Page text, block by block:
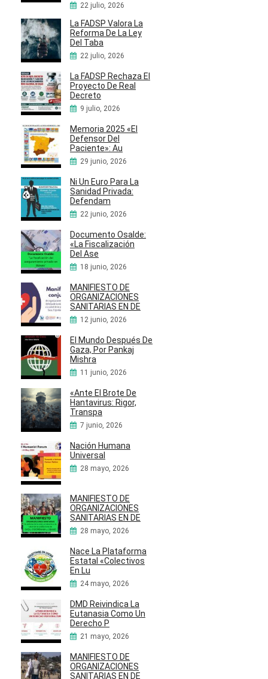
22 julio, 2026
La FADSP Valora La
Reforma De La Ley
Del Taba
22 julio, 2026
La FADSP Rechaza El
Proyecto De Real
Decreto
9 julio, 2026
Memoria 2025 «El
Defensor Del
Paciente»: Au
29 junio, 2026
Ni Un Euro Para La
Sanidad Privada:
Defendam
22 junio, 2026
Documento Osalde:
«La Fiscalización
Del Ase
18 junio, 2026
MANIFIESTO DE
ORGANIZACIONES
SANITARIAS EN DE
12 junio, 2026
El Mundo Después De
Gaza, Por Pankaj
Mishra
11 junio, 2026
«Ante El Brote De
Hantavirus: Rigor,
Transpa
7 junio, 2026
Nación Humana
Universal
28 mayo, 2026
MANIFIESTO DE
ORGANIZACIONES
SANITARIAS EN DE
28 mayo, 2026
Nace La Plataforma
Estatal «Colectivos
En Lu
24 mayo, 2026
DMD Reivindica La
Eutanasia Como Un
Derecho P
21 mayo, 2026
MANIFIESTO DE
ORGANIZACIONES
SANITARIAS EN DE